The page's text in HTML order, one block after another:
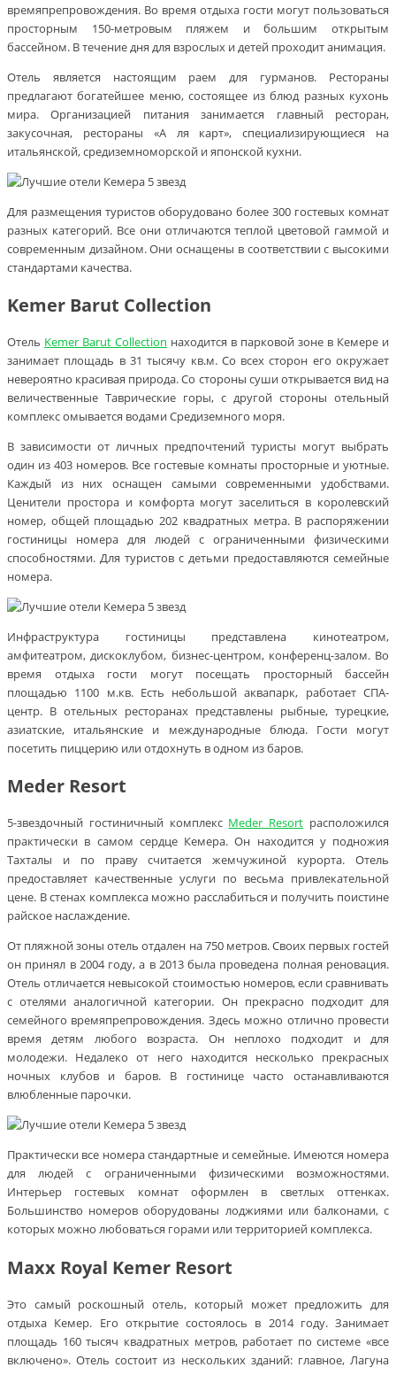
времяпрепровождения. Во время отдыха гости могут пользоваться
просторным 150-метровым пляжем и большим открытым
бассейном. В течение дня для взрослых и детей проходит анимация.
Отель является настоящим раем для гурманов. Рестораны
предлагают богатейшее меню, состоящее из блюд разных кухонь
мира. Организацией питания занимается главный ресторан,
закусочная, рестораны «А ля карт», специализирующиеся на
итальянской, средиземноморской и японской кухни.
Для размещения туристов оборудовано более 300 гостевых комнат
разных категорий. Все они отличаются теплой цветовой гаммой и
современным дизайном. Они оснащены в соответствии с высокими
стандартами качества.
Kemer Barut Collection
Отель Kemer Barut Collection находится в парковой зоне в Кемере и
занимает площадь в 31 тысячу кв.м. Со всех сторон его окружает
невероятно красивая природа. Со стороны суши открывается вид на
величественные Таврические горы, с другой стороны отельный
комплекс омывается водами Средиземного моря.
В зависимости от личных предпочтений туристы могут выбрать
один из 403 номеров. Все гостевые комнаты просторные и уютные.
Каждый из них оснащен самыми современными удобствами.
Ценители простора и комфорта могут заселиться в королевский
номер, общей площадью 202 квадратных метра. В распоряжении
гостиницы номера для людей с ограниченными физическими
способностями. Для туристов с детьми предоставляются семейные
номера.
Инфраструктура гостиницы представлена кинотеатром,
амфитеатром, дискоклубом, бизнес-центром, конференц-залом. Во
время отдыха гости могут посещать просторный бассейн
площадью 1100 м.кв. Есть небольшой аквапарк, работает СПА-
центр. В отельных ресторанах представлены рыбные, турецкие,
азиатские, итальянские и международные блюда. Гости могут
посетить пиццерию или отдохнуть в одном из баров.
Meder Resort
5-звездочный гостиничный комплекс Meder Resort расположился
практически в самом сердце Кемера. Он находится у подножия
Тахталы и по праву считается жемчужиной курорта. Отель
предоставляет качественные услуги по весьма привлекательной
цене. В стенах комплекса можно расслабиться и получить поистине
райское наслаждение.
От пляжной зоны отель отдален на 750 метров. Своих первых гостей
он принял в 2004 году, а в 2013 была проведена полная реновация.
Отель отличается невысокой стоимостью номеров, если сравнивать
с отелями аналогичной категории. Он прекрасно подходит для
семейного времяпрепровождения. Здесь можно отлично провести
время детям любого возраста. Он неплохо подходит и для
молодежи. Недалеко от него находится несколько прекрасных
ночных клубов и баров. В гостинице часто останавливаются
влюбленные парочки.
Практически все номера стандартные и семейные. Имеются номера
для людей с ограниченными физическими возможностями.
Интерьер гостевых комнат оформлен в светлых оттенках.
Большинство номеров оборудованы лоджиями или балконами, с
которых можно любоваться горами или территорией комплекса.
Maxx Royal Kemer Resort
Это самый роскошный отель, который может предложить для
отдыха Кемер. Его открытие состоялось в 2014 году. Занимает
площадь 160 тысяч квадратных метров, работает по системе «все
включено». Отель состоит из нескольких зданий: главное, Лагуна